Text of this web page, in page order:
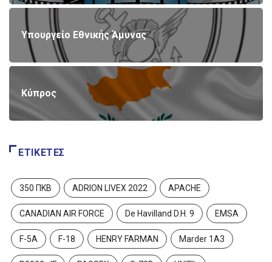
Υπουργείο Εθνικής Άμυνας
Κύπρος
ΕΤΙΚΈΤΕΣ
350 ΠΚΒ ADRION LIVEX 2022 APACHE
CANADIAN AIR FORCE De Havilland D.H. 9 EMSA
F-5A F-18 HENRY FARMAN Marder 1A3